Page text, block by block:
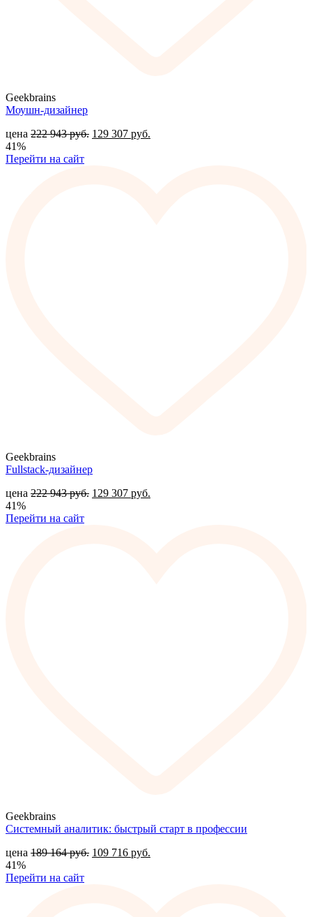
Geekbrains
Моушн-дизайнер
цена 222 943руб. 129 307 руб.
41%
Перейти на сайт
Geekbrains
Fullstack-дизайнер
цена 222 943руб. 129 307 руб.
41%
Перейти на сайт
Geekbrains
Системный аналитик: быстрый старт в профессии
цена 189 164руб. 109 716 руб.
41%
Перейти на сайт